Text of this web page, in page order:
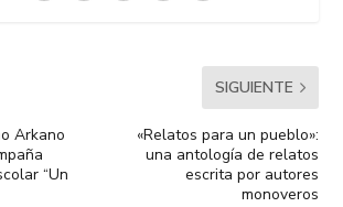
Arkano
“Un
SIGUIENTE
«Relatos para un pueblo»:
una antología de relatos
escrita por autores
monoveros